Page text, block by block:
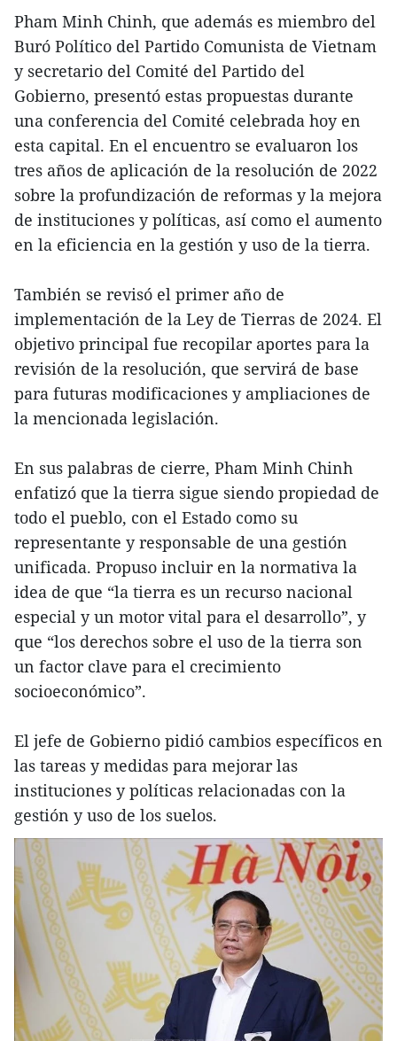
Pham Minh Chinh, que además es miembro del
Buró Político del Partido Comunista de Vietnam
y secretario del Comité del Partido del
Gobierno, presentó estas propuestas durante
una conferencia del Comité celebrada hoy en
esta capital. En el encuentro se evaluaron los
tres años de aplicación de la resolución de 2022
sobre la profundización de reformas y la mejora
de instituciones y políticas, así como el aumento
en la eficiencia en la gestión y uso de la tierra.
También se revisó el primer año de
implementación de la Ley de Tierras de 2024. El
objetivo principal fue recopilar aportes para la
revisión de la resolución, que servirá de base
para futuras modificaciones y ampliaciones de
la mencionada legislación.
En sus palabras de cierre, Pham Minh Chinh
enfatizó que la tierra sigue siendo propiedad de
todo el pueblo, con el Estado como su
representante y responsable de una gestión
unificada. Propuso incluir en la normativa la
idea de que “la tierra es un recurso nacional
especial y un motor vital para el desarrollo”, y
que “los derechos sobre el uso de la tierra son
un factor clave para el crecimiento
socioeconómico”.
El jefe de Gobierno pidió cambios específicos en
las tareas y medidas para mejorar las
instituciones y políticas relacionadas con la
gestión y uso de los suelos.